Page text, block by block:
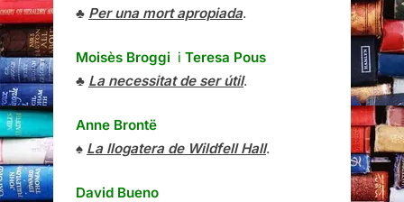
♣ Per una mort apropiada.
Moisès Broggi i Teresa Pous
♣ La necessitat de ser útil.
Anne Brontë
♠ La llogatera de Wildfell Hall.
David Bueno